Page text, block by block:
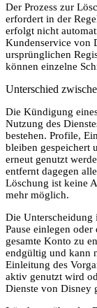
Der Prozess zur
erfordert in der
erfolgt nicht
Kundenservice von
ursprünglichen
können einzelne
Unterschied
Die Kündigung
Nutzung des
bestehen. Profile,
bleiben gespeichert
erneut genutzt
entfernt dagegen
Löschung ist keine
mehr möglich.
Die Unterscheidung
Pause einlegen
gesamte Konto zu
endgültig und kann
Einleitung des
aktiv genutzt wird
Dienste von Disney